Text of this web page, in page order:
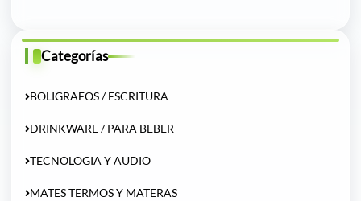
Categorías
BOLIGRAFOS / ESCRITURA
DRINKWARE / PARA BEBER
TECNOLOGIA Y AUDIO
MATES TERMOS Y MATERAS